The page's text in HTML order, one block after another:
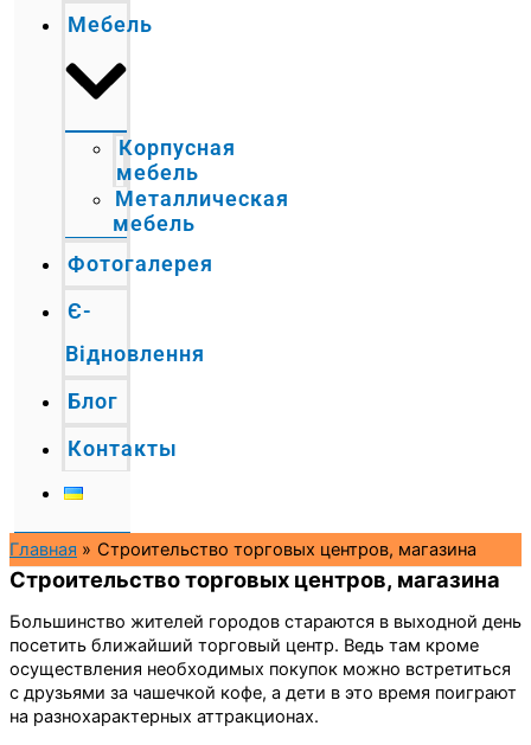
Мебель
Корпусная
мебель
Металлическая
мебель
Фотогалерея
Є-
Відновлення
Блог
Контакты
Главная Строительство торговых центров, магазина
Строительство торговых центров, магазина
Большинство жителей городов стараются в выходной день
посетить ближайший торговый центр. Ведь там кроме
осуществления необходимых покупок можно встретиться
с друзьями за чашечкой кофе, а дети в это время поиграют
на разнохарактерных аттракционах.